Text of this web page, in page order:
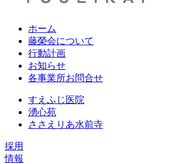
ホーム
藤榮会について
行動計画
お知らせ
各事業所お問合せ
すえふじ医院
湧心苑
ささえりあ水前寺
採用
情報